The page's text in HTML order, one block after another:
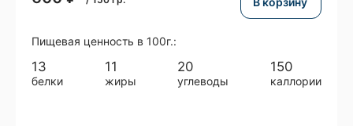
Пищевая ценность в 100г.:
13
белки
11
жиры
20
углеводы
150
каллории